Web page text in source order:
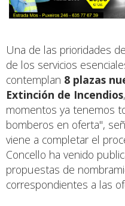
Una de las prioridades
de los servicios
contemplan 8 plazas
Extinción de Incendios
momentos ya tenemos
bomberos en oferta",
viene a completar el
Concello ha venido
propuestas de
correspondientes a las